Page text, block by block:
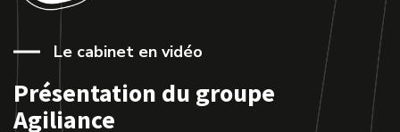
Le cabinet en vidéo
Présentation du groupe
Agiliance